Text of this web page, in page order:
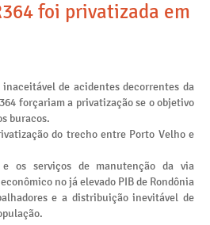
foi privatizada em
de acidentes decorrentes da
forçariam a privatização se o objetivo
buracos.
do trecho entre Porto Velho e
os serviços de manutenção da via
no já elevado PIB de Rondônia
e a distribuição inevitável de